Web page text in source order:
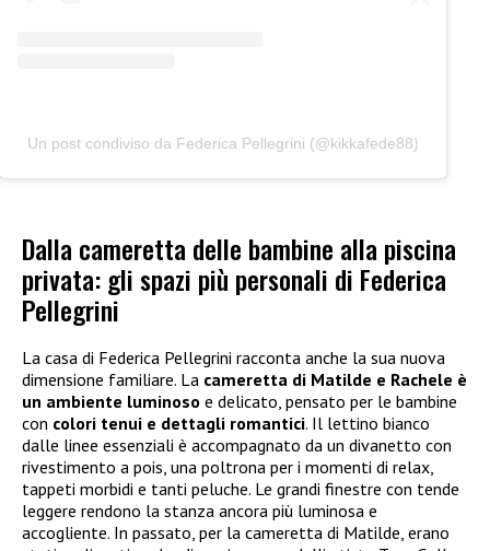
Un post condiviso da Federica Pellegrini (@kikkafede88)
Dalla cameretta delle bambine alla piscina
privata: gli spazi più personali di Federica
Pellegrini
La casa di Federica Pellegrini racconta anche la sua nuova
dimensione familiare. La cameretta di Matilde e Rachele è
un ambiente luminoso e delicato, pensato per le bambine
con colori tenui e dettagli romantici. Il lettino bianco
dalle linee essenziali è accompagnato da un divanetto con
rivestimento a pois, una poltrona per i momenti di relax,
tappeti morbidi e tanti peluche. Le grandi finestre con tende
leggere rendono la stanza ancora più luminosa e
accogliente. In passato, per la cameretta di Matilde, erano